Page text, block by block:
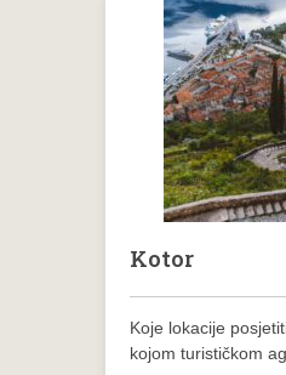
Kotor
Koje lokacije
kojom turističkom